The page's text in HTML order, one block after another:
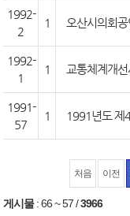
1992-
2
1
1992-
1
1
1991-
57
1
처음 이전
게시물:66 ~ 57 /3966